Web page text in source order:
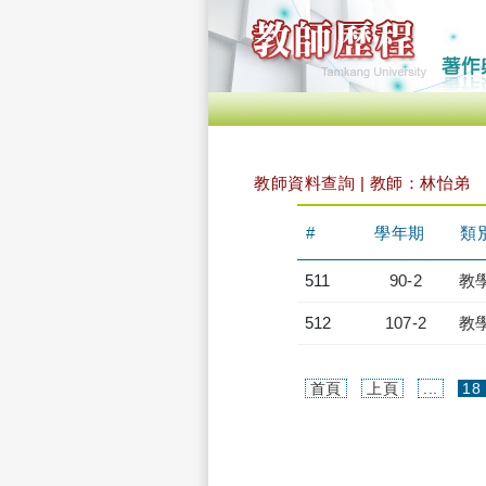
教師資料查詢 | 教師：林怡弟
# 學年期 類
511 90-2 教
512 107-2 教
首頁 上頁 18